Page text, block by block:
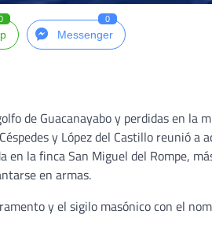
Messenger
0
de Guacanayabo y perdidas en la
y López del Castillo reunió
la finca San Miguel del Rompe,
en armas.
y el sigilo masónico con el